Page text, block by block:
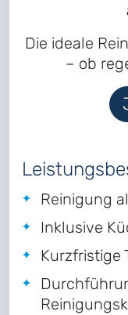
Die ideale
– ob
Reinigung
Inklusive
Kurzfristige